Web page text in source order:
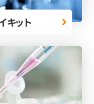
キット